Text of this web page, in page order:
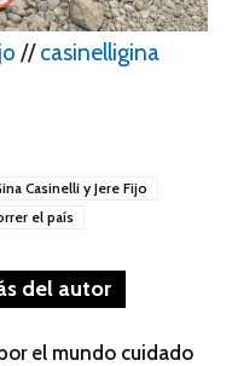
//casinelligina
Casinelli y Jere Fijo
el país
del autor
el mundo cuidado